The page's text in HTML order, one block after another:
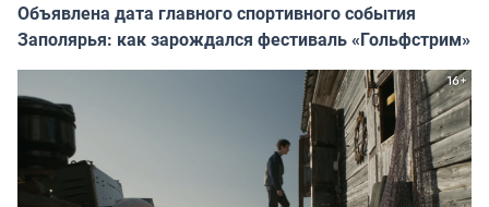
Объявлена дата главного спортивного события
Заполярья: как зарождался фестиваль «Гольфстрим»